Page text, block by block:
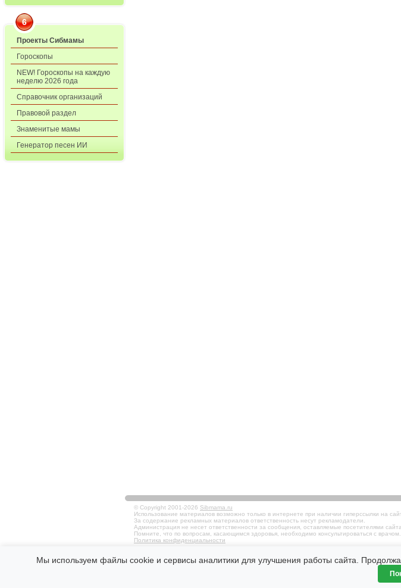
6
Проекты Сибмамы
Гороскопы
NEW! Гороскопы на каждую
неделю 2026 года
Справочник организаций
Правовой раздел
Знаменитые мамы
Генератор песен ИИ
© Copyright 2001-2026 Sibmama.ru
Использование материалов возможно только в интернете при наличии гиперссылки на
За содержание рекламных материалов ответственность несут рекламодатели.
Администрация не несет ответственности за сообщения, оставляемые посетителями сайта.
Помните, что по вопросам, касающимся здоровья, необходимо консультироваться с врачом.
Политика конфиденциальности
Мы используем файлы cookie и сервисы аналитики для улучшения работы сайта.